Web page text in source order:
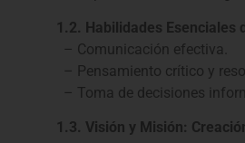
1.2. Habilidades Esenciales
– Comunicación efectiva.
– Pensamiento crítico y
– Toma de decisiones
1.3. Visión y Misión: